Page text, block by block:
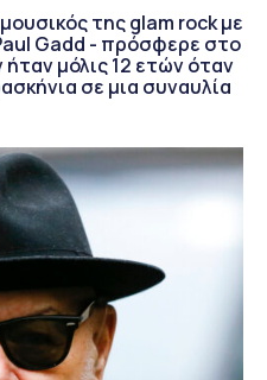
της glam rock με
Gadd - πρόσφερε στο
μόλις 12 ετών όταν
σε μια συναυλία